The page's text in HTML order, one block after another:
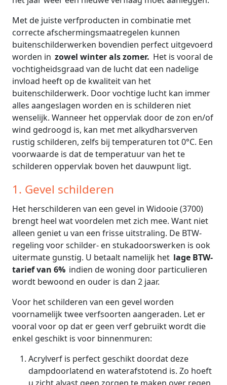
Met de juiste verfproducten in combinatie met
correcte afschermingsmaatregelen kunnen
buitenschilderwerken bovendien perfect uitgevoerd
worden in zowel winter als zomer. Het is vooral de
vochtigheidsgraad van de lucht dat een nadelige
invload heeft op de kwaliteit van het
buitenschilderwerk. Door vochtige lucht kan immer
alles aangeslagen worden en is schilderen niet
wenselijk. Wanneer het oppervlak door de zon en/of
wind gedroogd is, kan met met alkydharsverven
rustig schilderen, zelfs bij temperaturen tot 0°C. Een
voorwaarde is dat de temperatuur van het te
schilderen oppervlak boven het dauwpunt ligt.
1. Gevel schilderen
Het herschilderen van een gevel in Widooie (3700)
brengt heel wat voordelen met zich mee. Want niet
alleen geniet u van een frisse uitstraling. De BTW-
regeling voor schilder- en stukadoorswerken is ook
uitermate gunstig. U betaalt namelijk het lage BTW-
tarief van 6% indien de woning door particulieren
wordt bewoond en ouder is dan 2 jaar.
Voor het schilderen van een gevel worden
voornamelijk twee verfsoorten aangeraden. Let er
vooral voor op dat er geen verf gebruikt wordt die
enkel geschikt is voor binnenmuren:
Acrylverf is perfect geschikt doordat deze
dampdoorlatend en waterafstotend is. Zo hoeft